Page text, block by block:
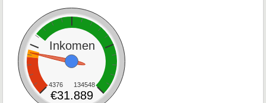
Inkomen
4376 134548
€31.889